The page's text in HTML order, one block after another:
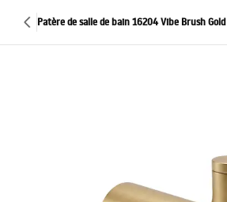
Patère de salle de bain 16204 Vibe Brush Gold